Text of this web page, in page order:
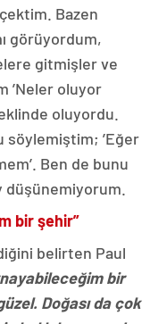
Bazen
görüyordum,
gitmişler ve
’Neler oluyor
oluyordu.
söylemiştim; ’Eğer
Ben de bunu
düşünemiyorum.
bir şehir”
belirten Paul
bir
Doğası da çok